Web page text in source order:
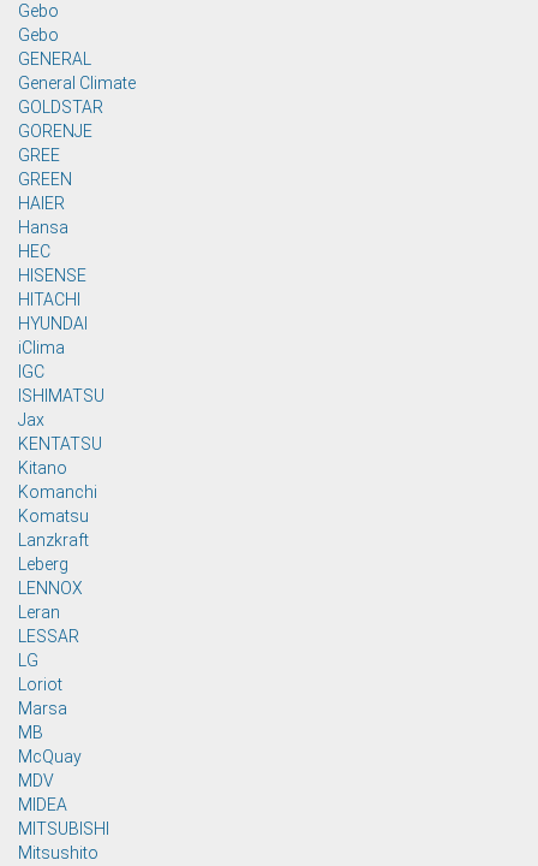
Gebo
Gebo
GENERAL
General Climate
GOLDSTAR
GORENJE
GREE
GREEN
HAIER
Hansa
HEC
HISENSE
HITACHI
HYUNDAI
iClima
IGC
ISHIMATSU
Jax
KENTATSU
Kitano
Komanchi
Komatsu
Lanzkraft
Leberg
LENNOX
Leran
LESSAR
LG
Loriot
Marsa
MB
McQuay
MDV
MIDEA
MITSUBISHI
Mitsushito